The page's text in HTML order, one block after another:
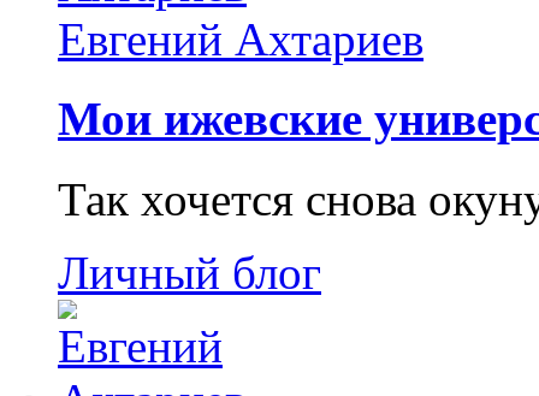
Евгений Ахтариев
Мои ижевские
Так хочется снова
Личный блог